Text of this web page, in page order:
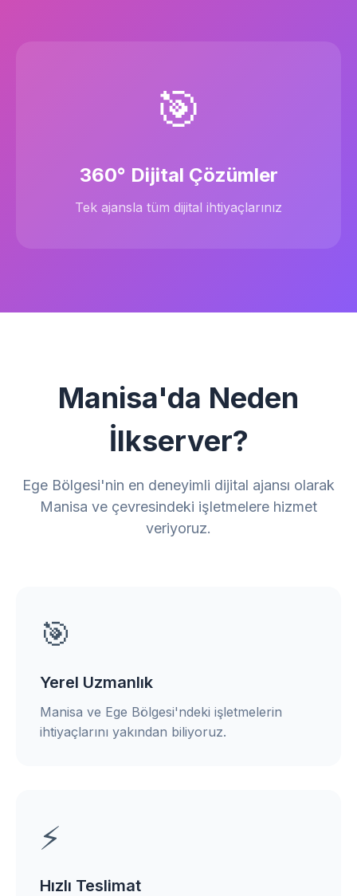
🎯
360° Dijital Çözümler
Tek ajansla tüm dijital ihtiyaçlarınız
Manisa'da Neden
İlkserver?
Ege Bölgesi'nin en deneyimli dijital ajansı olarak
Manisa ve çevresindeki işletmelere hizmet
veriyoruz.
🎯
Yerel Uzmanlık
Manisa ve Ege Bölgesi'ndeki işletmelerin
ihtiyaçlarını yakından biliyoruz.
⚡
Hızlı Teslimat